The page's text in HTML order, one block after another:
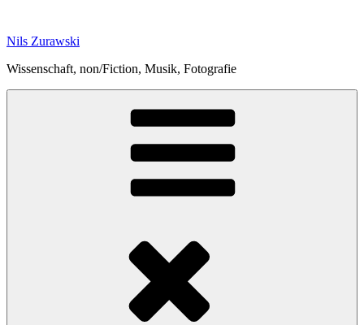
content
Nils Zurawski
Wissenschaft, non/Fiction, Musik, Fotografie